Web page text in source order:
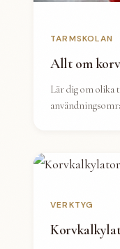
TARMSKOLAN
Allt om
Lär dig om olika
VERKTYG